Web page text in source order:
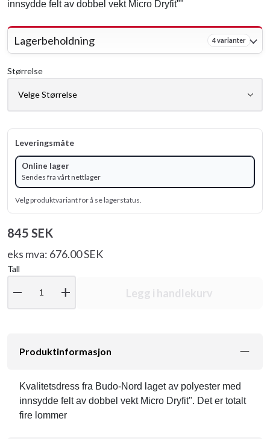
innsydde felt av dobbel vekt Micro Dryfit""
Lagerbeholdning 4 varianter
Størrelse
Leveringsmåte
Online lager
Sendes fra vårt nettlager
Velg produktvariant for å se lagerstatus.
845 SEK
eks mva: 676.00 SEK
Tall
remove add Legg i handlekurv
Produktinformasjon
Kvalitetsdress fra Budo-Nord laget av polyester med
innsydde felt av dobbel vekt Micro Dryfit". Det er totalt
fire lommer